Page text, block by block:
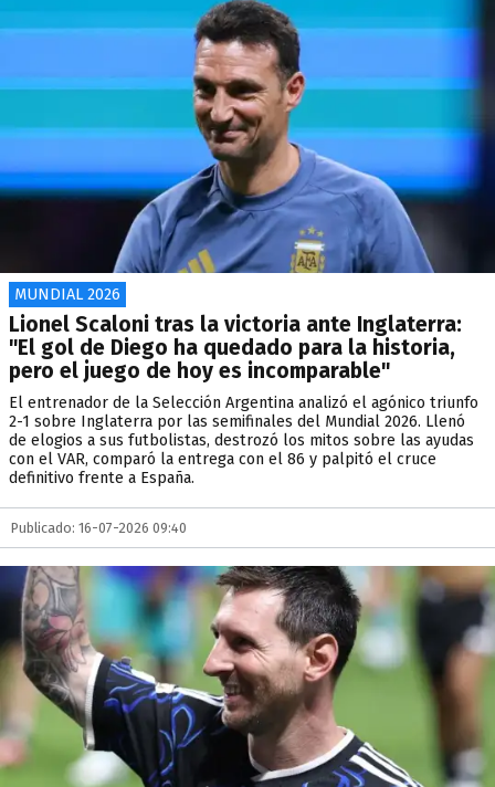
MUNDIAL 2026
Lionel Scaloni tras la victoria ante Inglaterra:
"El gol de Diego ha quedado para la historia,
pero el juego de hoy es incomparable"
El entrenador de la Selección Argentina analizó el agónico triunfo
2-1 sobre Inglaterra por las semifinales del Mundial 2026. Llenó
de elogios a sus futbolistas, destrozó los mitos sobre las ayudas
con el VAR, comparó la entrega con el 86 y palpitó el cruce
definitivo frente a España.
Publicado: 16-07-2026 09:40